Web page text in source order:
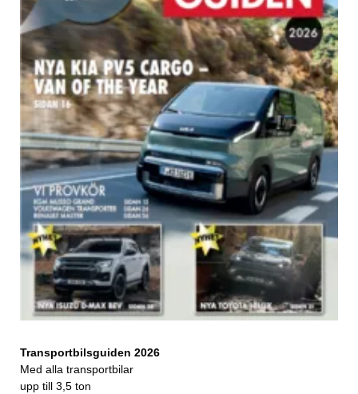
Transportbilsguiden 2026
Med alla transportbilar
upp till 3,5 ton